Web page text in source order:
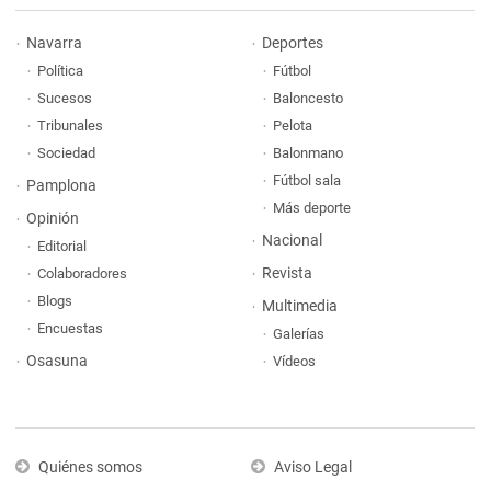
Navarra
Política
Sucesos
Tribunales
Sociedad
Pamplona
Opinión
Editorial
Colaboradores
Blogs
Encuestas
Osasuna
Deportes
Fútbol
Baloncesto
Pelota
Balonmano
Fútbol sala
Más deporte
Nacional
Revista
Multimedia
Galerías
Vídeos
Quiénes somos Aviso Legal